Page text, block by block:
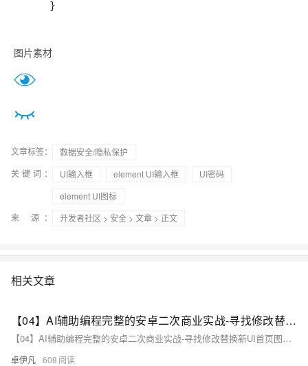
图片素材
文章标签：
数据安全/隐私保护
关键词：
UI输入框 element UI输入框
UI密码
element UI图标
来 源：
开发者社区 > 安全 > 文章 > 正文
相关文章
【04】AI辅助编程完整的安卓二次商业实战-寻找修改替换新UI首页图标-菜单图标-消息列表图标-优雅草伊凡
【04】AI辅助编程完整的安卓二次商业实战-寻找修改替换新UI首页图标-菜单图标-消息列表图标-优雅草伊凡
卓伊凡 608